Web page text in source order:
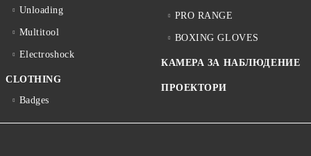
Unloading
Multitool
Electroshock
CLOTHING
Badges
PRO RANGE
BOXING GLOVES
КАМЕРА ЗА НАБЛЮДЕНИЕ
ПРОЕКТОРИ